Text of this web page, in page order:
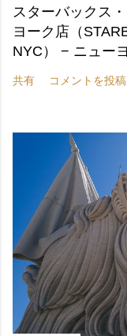
スターバックス
ヨーク店（
NYC） − ニュー
共有 コメントを投稿